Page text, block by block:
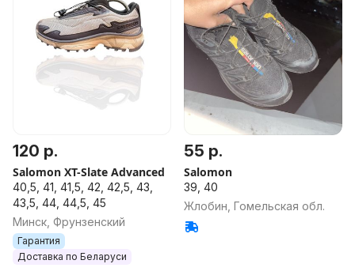
120 р.
Salomon XT-Slate Advanced
40,5, 41, 41,5, 42, 42,5, 43,
43,5, 44, 44,5, 45
Минск, Фрунзенский
Гарантия
Доставка по Беларуси
55 р.
Salomon
39, 40
Жлобин, Гомельская обл.